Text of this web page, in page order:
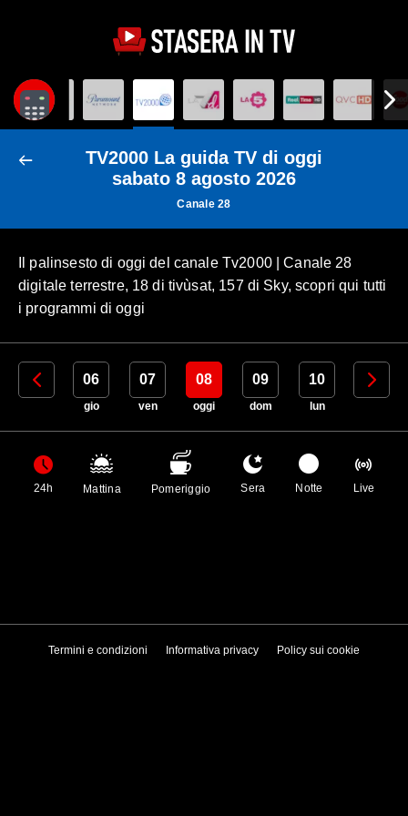
TV2000 La guida TV di oggi
sabato 8 agosto 2026
Canale 28
Il palinsesto di oggi del canale Tv2000 | Canale 28
digitale terrestre, 18 di tivùsat, 157 di Sky, scopri qui tutti
i programmi di oggi
05 06
gio
07
ven
08
oggi
09
dom
10
lun
11
24h Mattina Pomeriggio Sera Notte Live
Termini e condizioni Informativa privacy Policy sui cookie